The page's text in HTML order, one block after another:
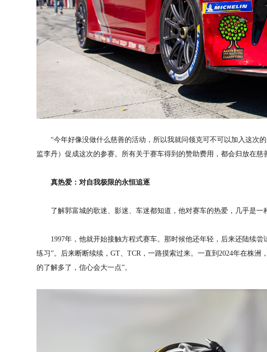
“今年好像没做什么慈善的活动，所以我就问领克可不可以加入这次
监李丹）促成这次的参赛。所有关于赛车得到的赞助费用，都会归放在慈
真热爱：对自我极限的永恒追逐
了解郭富城的歌迷、影迷、车迷都知道，他对赛车的热爱，几乎是一
1997年，他就开始接触方程式赛车。那时候他还年轻，后来还陆续
练习”。后来断断续续，GT、TCR，一路摸索过来。一直到2024年在株洲
的了解多了，信心会大一点”。